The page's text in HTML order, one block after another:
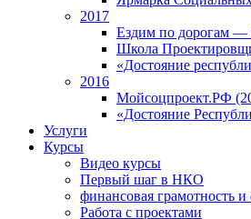
2017
Ездим по дорогам —
Школа
«Достояние
2016
Мойсоцпроект.РФ
«Достояние
Услуги
Курсы
Видео курсы
Первый шаг в НКО
финансовая грамотность
Работа с проектами